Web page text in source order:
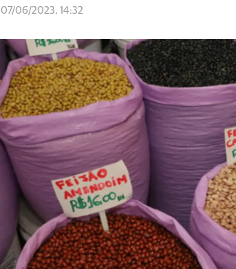
07/06/2023, 14:32